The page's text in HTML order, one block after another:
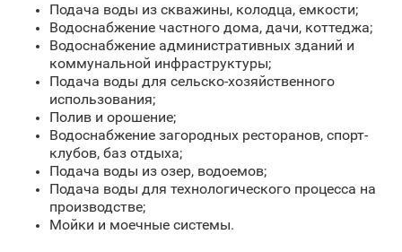
Подача воды из скважины, колодца, емкости;
Водоснабжение частного дома, дачи, коттеджа;
Водоснабжение административных зданий и
коммунальной инфраструктуры;
Подача воды для сельско-хозяйственного
использования;
Полив и орошение;
Водоснабжение загородных ресторанов, спорт-
клубов, баз отдыха;
Подача воды из озер, водоемов;
Подача воды для технологического процесса на
производстве;
Мойки и моечные системы.